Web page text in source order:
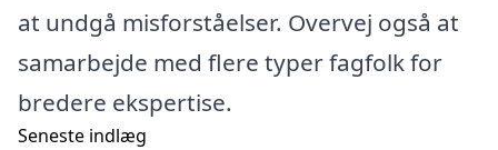
at undgå misforståelser. Overvej også at
samarbejde med flere typer fagfolk for
bredere ekspertise.
Seneste indlæg